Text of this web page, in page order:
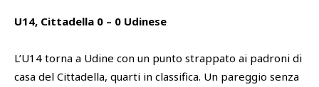
U14, Cittadella 0 – 0 Udinese
L’U14 torna a Udine con un punto strappato ai padroni di
casa del Cittadella, quarti in classifica. Un pareggio senza